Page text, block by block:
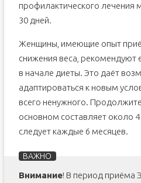
профилактического лечения
30 дней.
Женщины, имеющие опыт
снижения веса, рекомендуют
в начале диеты. Это даёт
адаптироваться к новым
всего ненужного.
основном составляет около
следует каждые 6 месяцев.
Внимание! В период приёма